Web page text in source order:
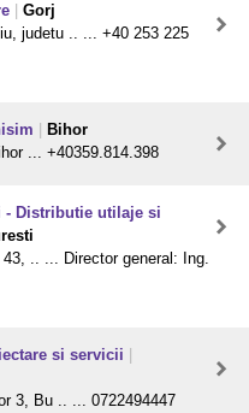
Gorj
judetu .. ... +40 253 225
Bihor
... +40359.814.398
- Distributie utilaje si
.. ... Director general: Ing.
si servicii
3, Bu .. ... 0722494447